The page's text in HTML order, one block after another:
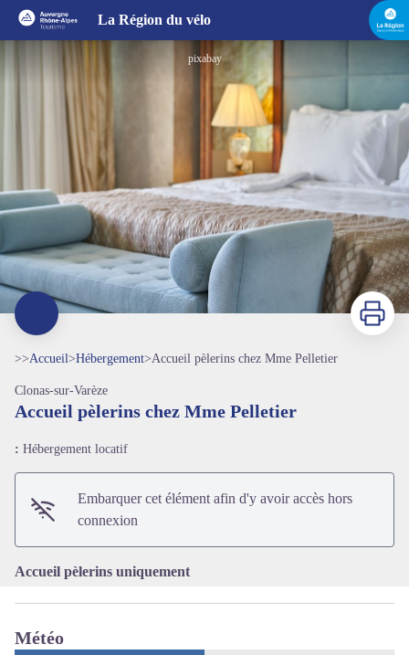
La Région du vélo
pixabay
Imprimer
>>Accueil>Hébergement>Accueil pèlerins chez Mme Pelletier
Clonas-sur-Varèze
Accueil pèlerins chez Mme Pelletier
: Hébergement locatif
Embarquer cet élément afin d'y avoir accès hors
connexion
Accueil pèlerins uniquement
Météo